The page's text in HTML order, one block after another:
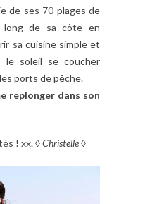
de ses 70 plages de
long de sa côte en
sa cuisine simple et
le soleil se coucher
ports de pêche.
replonger dans son
! xx. ◊Christelle◊